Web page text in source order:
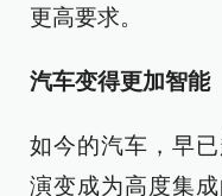
更高要求。
汽车变得更加智能
如今的汽车，早
演变成为高度集